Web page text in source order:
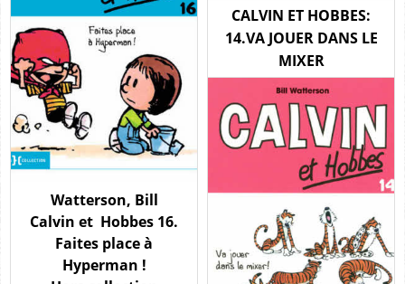
Watterson, Bill
Calvin et Hobbes 16.
Faites place à
Hyperman !
CALVIN ET HOBBES:
14.VA JOUER DANS LE
MIXER